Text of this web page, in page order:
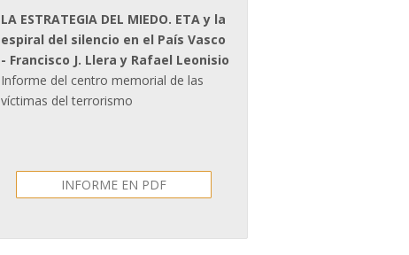
LA ESTRATEGIA DEL MIEDO. ETA y la
espiral del silencio en el País Vasco
- Francisco J. Llera y Rafael Leonisio
Informe del centro memorial de las
víctimas del terrorismo
INFORME EN PDF